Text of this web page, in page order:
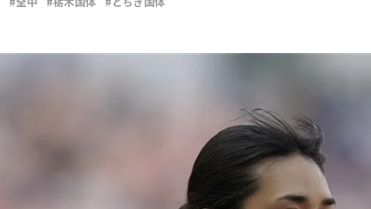
#全中 #栃木国体 #とちぎ国体